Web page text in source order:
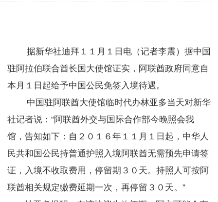
据新华社迪拜１１月１日电（记者李震）据中国
驻阿拉伯联合酋长国大使馆证实，阿联酋政府同意自
本月１日起给予中国公民免签入境待遇。
中国驻阿联酋大使馆临时代办林亚多当天对新华
社记者说：“阿联酋外交与国际合作部今晚照会我
馆，告知如下：自２０１６年１１月１日起，中华人
民共和国公民持普通护照入境阿联酋无需预先申请签
证，入境不收取费用，停留期３０天。持照人可按阿
联酋相关规定缴费延期一次，再停留３０天。”